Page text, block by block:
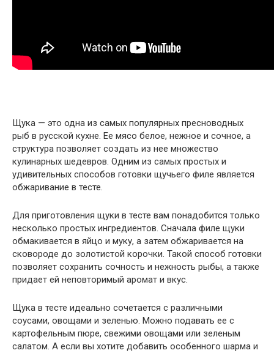
Щука — это одна из самых популярных пресноводных
рыб в русской кухне. Ее мясо белое, нежное и сочное, а
структура позволяет создать из нее множество
кулинарных шедевров. Одним из самых простых и
удивительных способов готовки щучьего филе является
обжаривание в тесте.
Для приготовления щуки в тесте вам понадобится только
несколько простых ингредиентов. Сначала филе щуки
обмакивается в яйцо и муку, а затем обжаривается на
сковороде до золотистой корочки. Такой способ готовки
позволяет сохранить сочность и нежность рыбы, а также
придает ей неповторимый аромат и вкус.
Щука в тесте идеально сочетается с различными
соусами, овощами и зеленью. Можно подавать ее с
картофельным пюре, свежими овощами или зеленым
салатом. А если вы хотите добавить особенного шарма и